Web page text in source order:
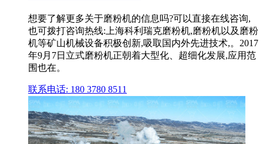
想要了解更多关于磨粉机的信息吗?可以直接在线咨询,
也可拨打咨询热线:上海科利瑞克磨粉机,磨粉机以及磨粉
机等矿山机械设备积极创新,吸取国内外先进技术,。2017
年9月7日立式磨粉机正朝着大型化、超细化发展,应用范
围也在。
联系电话: 180 3780 8511